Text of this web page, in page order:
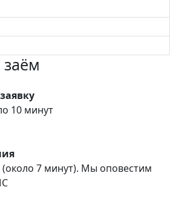
10 минут
7 минут). Мы оповестим